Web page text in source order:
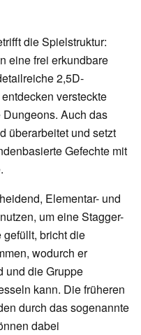
die Spielstruktur:
eine frei erkundbare
2,5D-
versteckte
Auch das
überarbeitet und setzt
Gefechte mit
Elementar- und
um eine Stagger-
bricht die
wodurch er
und die Gruppe
kann. Die früheren
durch das sogenannte
dabei